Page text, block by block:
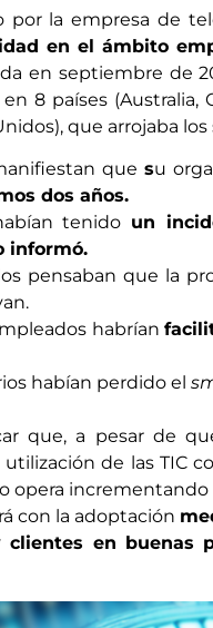
la empresa de
en el ámbito
en septiembre de
8 países (Australia,
que arrojaba
que su
dos años.
tenido un
informó.
pensaban que la
habrían
habían perdido el
que, a pesar de
de las TIC
opera
con la adoptación
en buenas